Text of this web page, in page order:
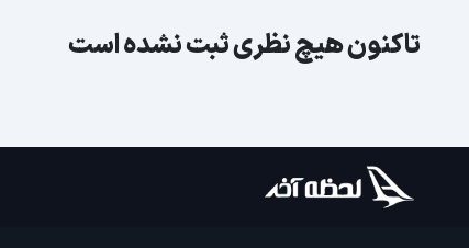
تاکنون هیچ نظری ثبت نشده است